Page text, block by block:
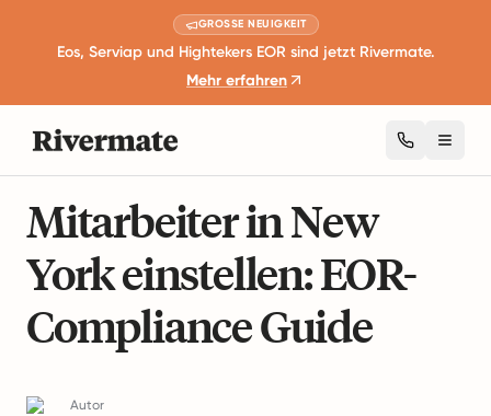
GROSSE NEUIGKEIT
Eos, Serviap und Hightekers EOR sind jetzt Rivermate.
Mehr erfahren
Mitarbeiter in New
York einstellen: EOR-
Compliance Guide
Autor